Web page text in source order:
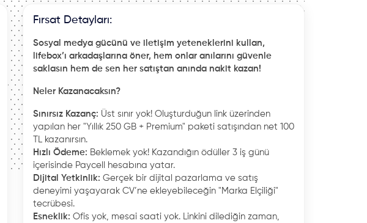
Fırsat Detayları:
Sosyal medya gücünü ve iletişim yeteneklerini kullan,
lifebox’ı arkadaşlarına öner, hem onlar anılarını güvenle
saklasın hem de sen her satıştan anında nakit kazan!
Neler Kazanacaksın?
Sınırsız Kazanç: Üst sınır yok! Oluşturduğun link üzerinden
yapılan her "Yıllık 250 GB + Premium" paketi satışından net 100
TL kazanırsın.
Hızlı Ödeme: Beklemek yok! Kazandığın ödüller 3 iş günü
içerisinde Paycell hesabına yatar.
Dijital Yetkinlik: Gerçek bir dijital pazarlama ve satış
deneyimi yaşayarak CV’ne ekleyebileceğin "Marka Elçiliği"
tecrübesi.
Esneklik: Ofis yok, mesai saati yok. Linkini dilediğin zaman,